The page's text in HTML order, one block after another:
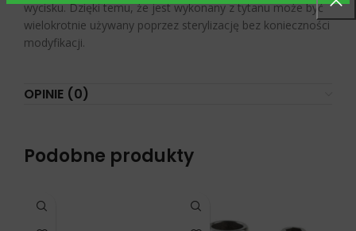
wycisku. Dzięki temu, że jest wykonany z tytanu może być
wielokrotnie używany poprzez sterylizację bez konieczności
modyfikacji.
OPINIE (0)
Podobne produkty